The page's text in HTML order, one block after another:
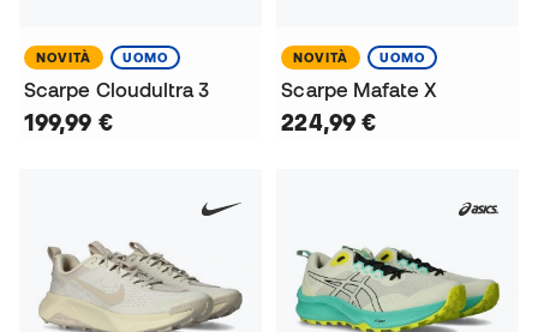
NOVITÀ UOMO
Scarpe Cloudultra 3
199,99 €
NOVITÀ UOMO
Scarpe Mafate X
224,99 €